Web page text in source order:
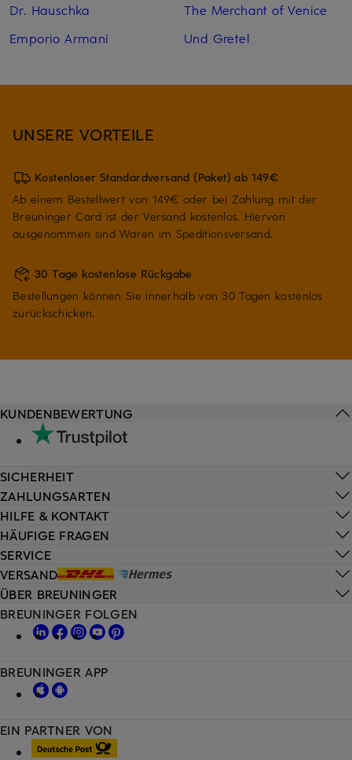
Dr. Hauschka
Emporio Armani
The Merchant of Venice
Und Gretel
UNSERE VORTEILE
Kostenloser Standardversand (Paket) ab 149€
Ab einem Bestellwert von 149€ oder bei Zahlung mit der
Breuninger Card ist der Versand kostenlos. Hiervon
ausgenommen sind Waren im Speditionsversand.
30 Tage kostenlose Rückgabe
Bestellungen können Sie innerhalb von 30 Tagen kostenlos
zurückschicken.
HILFE & KONTAKT
HÄUFIGE FRAGEN
SERVICE
VERSAND
KUNDENBEWERTUNG
SICHERHEIT
ZAHLUNGSARTEN
ÜBER BREUNINGER
EIN PARTNER VON
BREUNINGER FOLGEN
BREUNINGER APP